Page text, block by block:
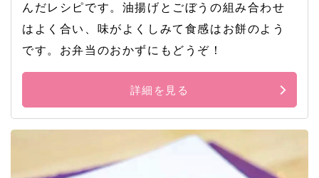
んだレシピです。油揚げとごぼうの組み合わせ
はよく合い、味がよくしみて食感はお餅のよう
です。お弁当のおかずにもどうぞ！
詳細を見る